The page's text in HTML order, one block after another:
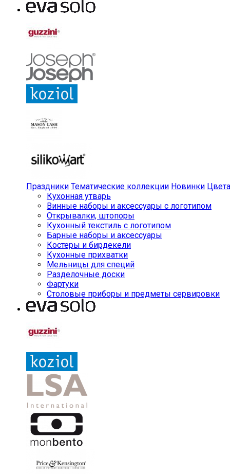
Праздники Тематические коллекции Новинки Цвета
Кухонная утварь
Винные наборы и аксессуары с логотипом
Открывалки, штопоры
Кухонный текстиль с логотипом
Барные наборы и аксессуары
Костеры и бирдекели
Кухонные прихватки
Мельницы для специй
Разделочные доски
Фартуки
Столовые приборы и предметы сервировки